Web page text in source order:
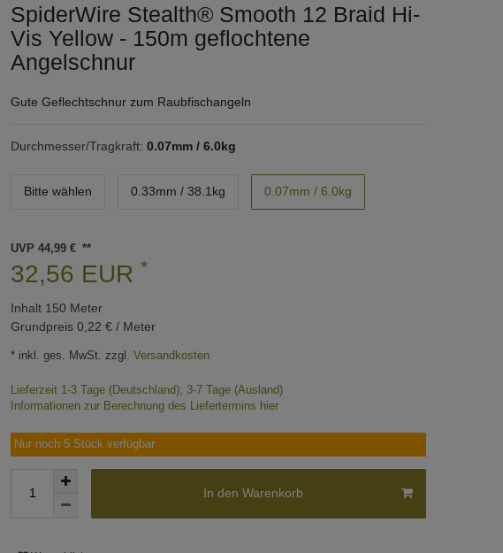
SpiderWire Stealth® Smooth 12 Braid Hi-
Vis Yellow - 150m geflochtene
Angelschnur
Gute Geflechtschnur zum Raubfischangeln
Durchmesser/Tragkraft: 0.07mm / 6.0kg
Bitte wählen 0.33mm / 38.1kg 0.07mm / 6.0kg
UVP 44,99 €
32,56 EUR *
Inhalt 150 Meter
Grundpreis 0,22 € / Meter
* inkl. ges. MwSt. zzgl. Versandkosten
Lieferzeit 1-3 Tage (Deutschland); 3-7 Tage (Ausland)
Informationen zur Berechnung des Liefertermins hier
Nur noch 5 Stück verfügbar
In den Warenkorb